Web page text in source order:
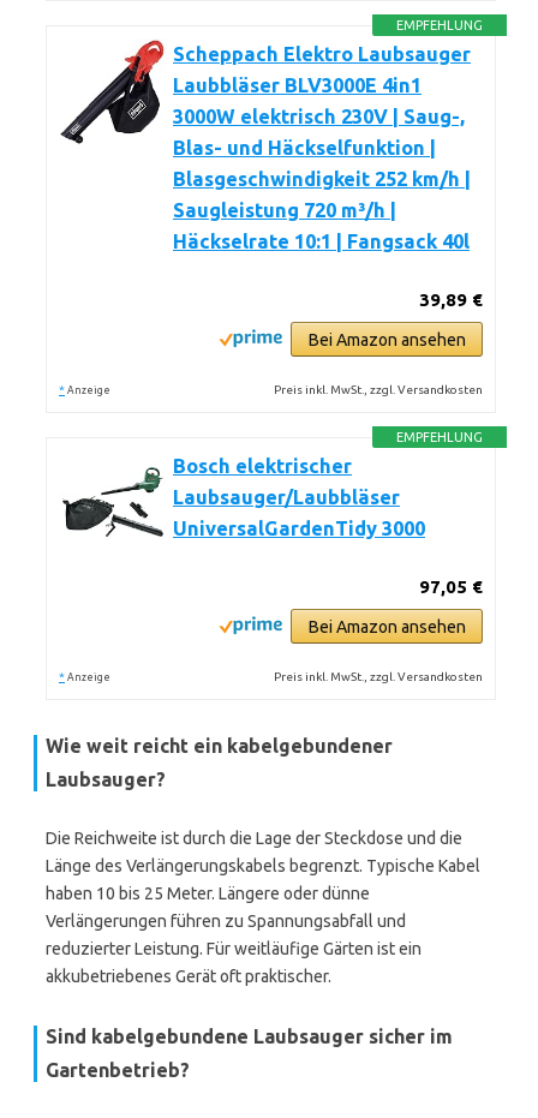
EMPFEHLUNG
Scheppach Elektro Laubsauger
Laubbläser BLV3000E 4in1
3000W elektrisch 230V | Saug-,
Blas- und Häckselfunktion |
Blasgeschwindigkeit 252 km/h |
Saugleistung 720 m³/h |
Häckselrate 10:1 | Fangsack 40l
39,89 €
Bei Amazon ansehen
* Anzeige Preis inkl. MwSt., zzgl. Versandkosten
EMPFEHLUNG
Bosch elektrischer
Laubsauger/Laubbläser
UniversalGardenTidy 3000
97,05 €
Bei Amazon ansehen
* Anzeige Preis inkl. MwSt., zzgl. Versandkosten
Wie weit reicht ein kabelgebundener
Laubsauger?
Die Reichweite ist durch die Lage der Steckdose und die
Länge des Verlängerungskabels begrenzt. Typische Kabel
haben 10 bis 25 Meter. Längere oder dünne
Verlängerungen führen zu Spannungsabfall und
reduzierter Leistung. Für weitläufige Gärten ist ein
akkubetriebenes Gerät oft praktischer.
Sind kabelgebundene Laubsauger sicher im
Gartenbetrieb?